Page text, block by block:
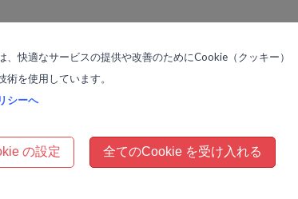
良いと聞いた所に私を連れ回すようになりま
注射する激痛の治療や、女性の健康状態は胸に
治療家、ただ大声で怒鳴りつけるだけの霊能者
、快適なサービスの提供や改善のためにCookie（クッキー）
術を使用しています。
シーへ
の設定 全てのCookie を受け入れる